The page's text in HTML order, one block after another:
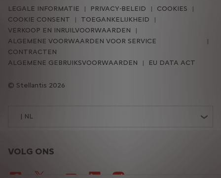
VOLG ONS
| NL
Stellantis 2026
LEGALE INFORMATIE PRIVACY-BELEID
COOKIES
COOKIE CONSENT
TOEGANKELIJKHEID
VERKOOP EN INRUILVOORWAARDEN
ALGEMENE VOORWAARDEN VOOR SERVICE
CONTRACTEN
ALGEMENE GEBRUIKSVOORWAARDEN
EU DATA ACT